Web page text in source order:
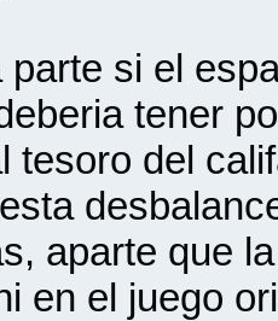
parte si el
tener
tesoro del
aparte que
en el juego